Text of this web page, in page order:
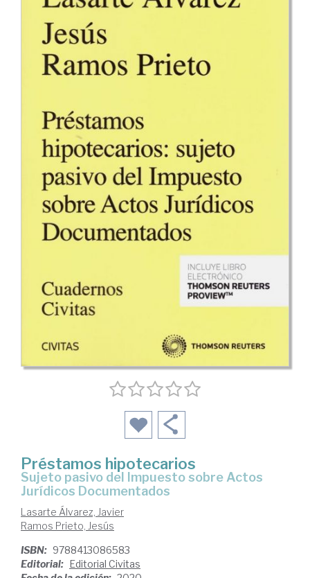
Préstamos hipotecarios
sujeto pasivo del Impuesto sobre Actos
Jurídicos Documentados
Lasarte Álvarez, Javier
Ramos Prieto, Jesús
ISBN: 9788413086583
Editorial: Editorial Civitas